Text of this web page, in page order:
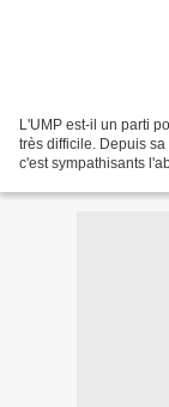
L'UMP est-il un parti
très difficile. Depuis
c'est sympathisants